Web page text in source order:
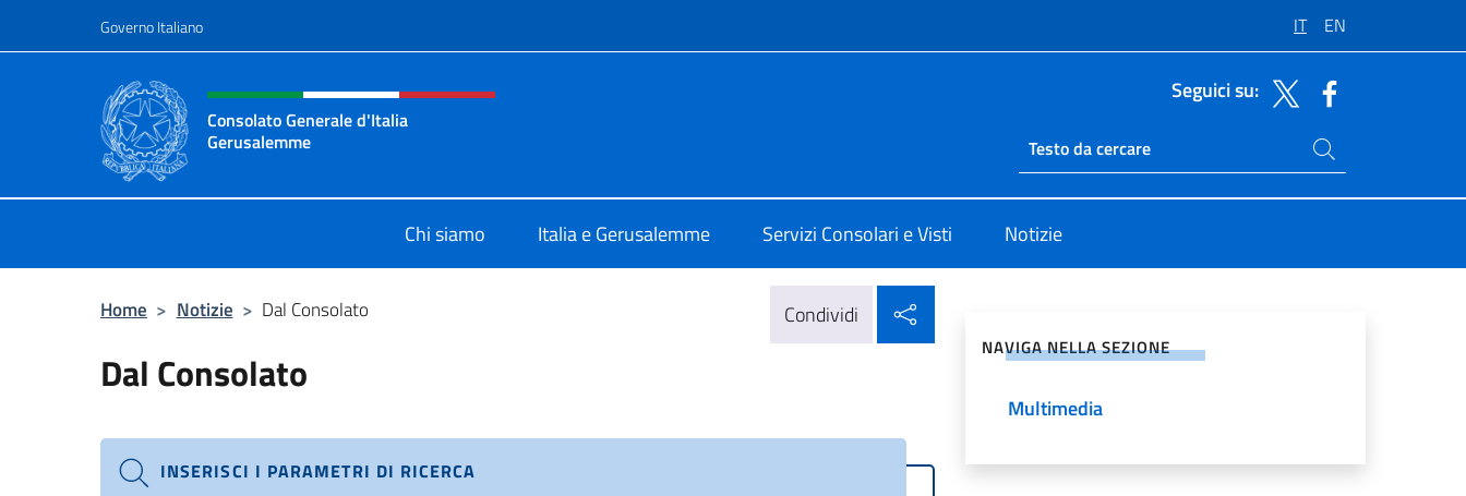
Governo Italiano IT EN
Intestazione sito, social e menù
Consolato Generale d'Italia
Gerusalemme
Seguici su:
Ricerca sito live
Cerca nel sito
Chi siamo Italia e Gerusalemme Servizi Consolari e Visti Notizie
Home > Notizie > Dal Consolato Condividi
Dal Consolato
INSERISCI I PARAMETRI DI RICERCA
NAVIGA NELLA SEZIONE
Multimedia